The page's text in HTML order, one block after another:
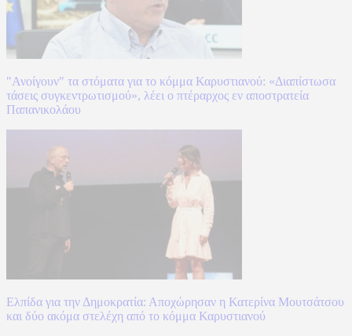
"Ανοίγουν" τα στόματα για το κόμμα Καρυστιανού: «Διαπίστωσα
τάσεις συγκεντρωτισμού», λέει ο πτέραρχος εν αποστρατεία
Παπανικολάου
Ελπίδα για την Δημοκρατία: Αποχώρησαν η Κατερίνα Μουτσάτσου
και δύο ακόμα στελέχη από το κόμμα Καρυστιανού